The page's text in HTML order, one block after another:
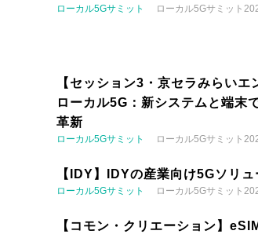
ローカル5Gサミット ローカル5Gサミット
【セッション3・京セラみらい
ローカル5G：新システムと端末
革新
ローカル5Gサミット ローカル5Gサミット
【IDY】IDYの産業向け5Gソリ
ローカル5Gサミット ローカル5Gサミット
【コモン・クリエーション】